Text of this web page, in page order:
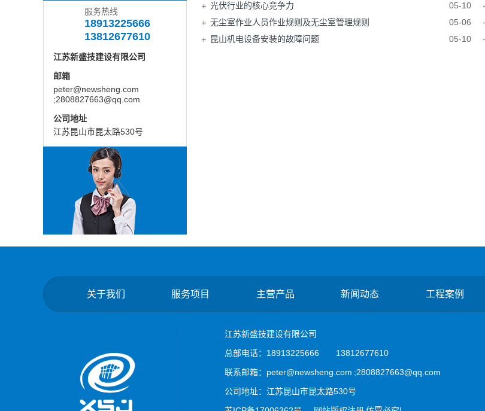
05-10
光伏行业的核心竞争力
05-06
无尘室作业人员作业规则及无尘室管理规则
05-10
昆山机电设备安装的故障问题
服务热线
18913225666
13812677610
江苏新盛技建设有限公司
邮箱
peter@newsheng.com
;2808827663@qq.com
公司地址
江苏昆山市昆太路530号
关于我们 服务项目 主营产品 新闻动态 工程案例
江苏新盛技建设有限公司
总部电话：18913225666 13812677610
联系邮箱：peter@newsheng.com ;2808827663@qq.com
公司地址：江苏昆山市昆太路530号